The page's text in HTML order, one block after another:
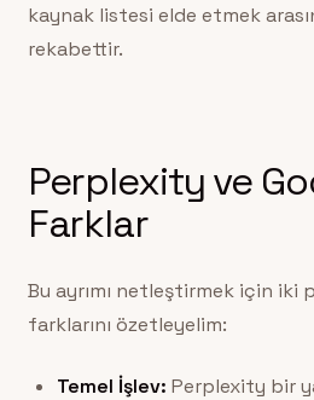
kaynak listesi elde etmek
rekabettir.
Perplexity ve
Farklar
Bu ayrımı netleştirmek için iki
farklarını özetleyelim:
Temel İşlev: Perplexity bir